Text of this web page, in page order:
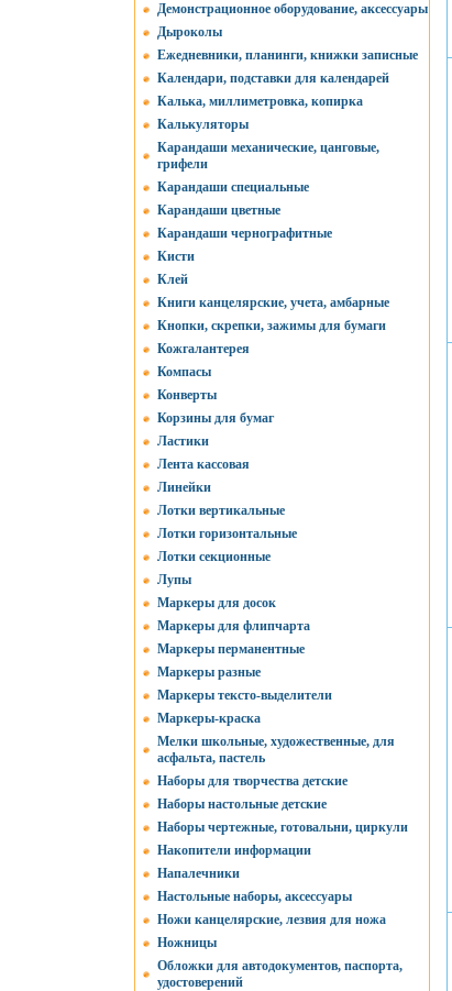
Демонстрационное оборудование, аксессуары
Дыроколы
Ежедневники, планинги, книжки записные
Календари, подставки для календарей
Калька, миллиметровка, копирка
Калькуляторы
Карандаши механические, цанговые,
грифели
Карандаши специальные
Карандаши цветные
Карандаши чернографитные
Кисти
Клей
Книги канцелярские, учета, амбарные
Кнопки, скрепки, зажимы для бумаги
Кожгалантерея
Компасы
Конверты
Корзины для бумаг
Ластики
Лента кассовая
Линейки
Лотки вертикальные
Лотки горизонтальные
Лотки секционные
Лупы
Маркеры для досок
Маркеры для флипчарта
Маркеры перманентные
Маркеры разные
Маркеры тексто-выделители
Маркеры-краска
Мелки школьные, художественные, для
асфальта, пастель
Наборы для творчества детские
Наборы настольные детские
Наборы чертежные, готовальни, циркули
Накопители информации
Напалечники
Настольные наборы, аксессуары
Ножи канцелярские, лезвия для ножа
Ножницы
Обложки для автодокументов, паспорта,
удостоверений